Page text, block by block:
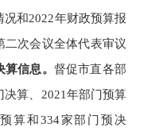
况和2022年财政预算报
二次会议全体代表审议
信息。 督促市直各部
算、 2021年部门预算
算和334家部门预决